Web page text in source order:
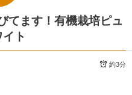
てます！有機栽培ピュ
ト
約3分